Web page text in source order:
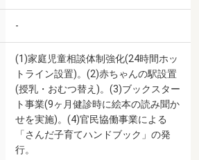
-
(1)家庭児童相談体制強化(24時間ホッ
トライン設置)。(2)赤ちゃんの駅設置
(授乳・おむつ替え)。(3)ブックスター
ト事業(9ヶ月健診時に絵本の読み聞か
せを実施)。(4)官民協働事業による
「さんだ子育てハンドブック」の発
行。